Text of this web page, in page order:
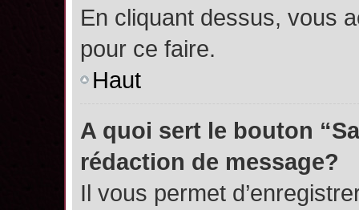
En cliquant dessus, vous
pour ce faire.
Haut
A quoi sert le bouton
rédaction de message?
Il vous permet